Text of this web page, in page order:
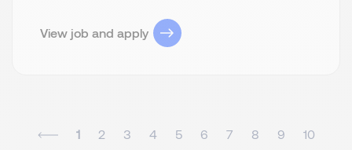
View job and apply
1 2 3 4 5 6 7 8 9 10